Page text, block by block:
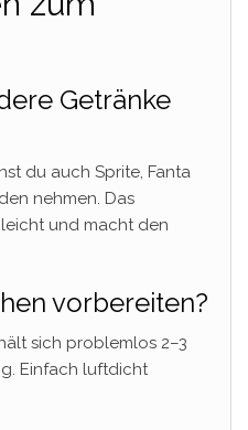
Getränke
du auch Sprite, Fanta
nehmen. Das
und macht den
vorbereiten?
sich problemlos 2–3
Einfach luftdicht